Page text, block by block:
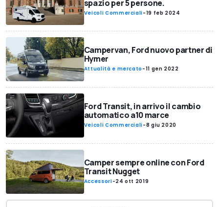
spazio per 5 persone.
Veicoli Commerciali-19 feb 2024
Campervan, Ford nuovo partner di
Hymer
Attualità e mercato -11 gen 2022
Ford Transit, in arrivo il cambio
automatico a10 marce
Veicoli Commerciali-8 giu 2020
Camper sempre online con Ford
Transit Nugget
Accessori-24 ott 2019